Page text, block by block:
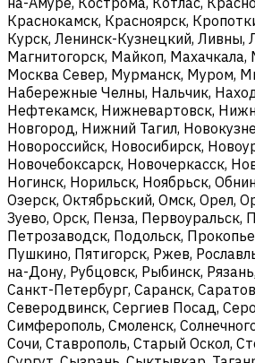
Краснокамск, Красноярск,
Курск, Ленинск-Кузнецкий, Ливны,
Магнитогорск, Майкоп, Махачкала,
Москва Север, Мурманск, Муром,
Набережные Челны, Нальчик,
Нефтекамск, Нижневартовск,
Новгород, Нижний Тагил,
Новороссийск, Новосибирск,
Новочебоксарск, Новочеркасск,
Ногинск, Норильск, Ноябрьск,
Озерск, Октябрьский, Омск, Орел,
Зуево, Орск, Пенза, Первоуральск,
Петрозаводск, Подольск,
Пушкино, Пятигорск, Ржев,
на-Дону, Рубцовск, Рыбинск,
Санкт-Петербург, Саранск,
Северодвинск, Сергиев Посад,
Симферополь, Смоленск,
Сочи, Ставрополь, Старый Оскол,